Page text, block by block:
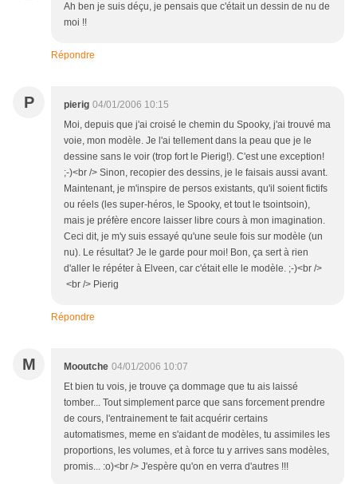
Ah ben je suis déçu, je pensais que c'était un dessin de nu de
moi !!
Répondre
P pierig 04/01/2006 10:15
Moi, depuis que j'ai croisé le chemin du Spooky, j'ai trouvé ma
voie, mon modèle. Je l'ai tellement dans la peau que je le
dessine sans le voir (trop fort le Pierig!). C'est une exception!
;-)<br /> Sinon, recopier des dessins, je le faisais aussi avant.
Maintenant, je m'inspire de persos existants, qu'il soient fictifs
ou réels (les super-héros, le Spooky, et tout le tsointsoin),
mais je préfère encore laisser libre cours à mon imagination.
Ceci dit, je m'y suis essayé qu'une seule fois sur modèle (un
nu). Le résultat? Je le garde pour moi! Bon, ça sert à rien
d'aller le répéter à Elveen, car c'était elle le modèle. ;-)<br />
<br /> Pierig
Répondre
M Mooutche 04/01/2006 10:07
Et bien tu vois, je trouve ça dommage que tu ais laissé
tomber... Tout simplement parce que sans forcement prendre
de cours, l'entrainement te fait acquérir certains
automatismes, meme en s'aidant de modèles, tu assimiles les
proportions, les volumes, et à force tu y arrives sans modèles,
promis... :o)<br /> J'espère qu'on en verra d'autres !!!